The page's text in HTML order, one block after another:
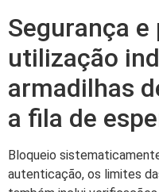
Segurança
utilização
armadilhas
a fila de
Bloqueio
autenticação, os limites